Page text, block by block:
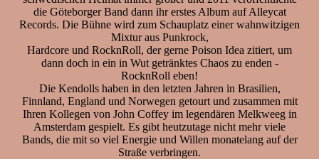
die Göteborger Band dann ihr erstes Album auf Alleycat
Records. Die Bühne wird zum Schauplatz einer wahnwitzigen
Mixtur aus Punkrock,
Hardcore und RocknRoll, der gerne Poison Idea zitiert, um
dann doch in ein in Wut getränktes Chaos zu enden -
RocknRoll eben!
Die Kendolls haben in den letzten Jahren in Brasilien,
Finnland, England und Norwegen getourt und zusammen mit
Ihren Kollegen von John Coffey im legendären Melkweeg in
Amsterdam gespielt. Es gibt heutzutage nicht mehr viele
Bands, die mit so viel Energie und Willen monatelang auf der
Straße verbringen.